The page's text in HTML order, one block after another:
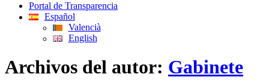
Portal de Transparencia
Español
Valencià
English
Archivos del autor: Gabinete